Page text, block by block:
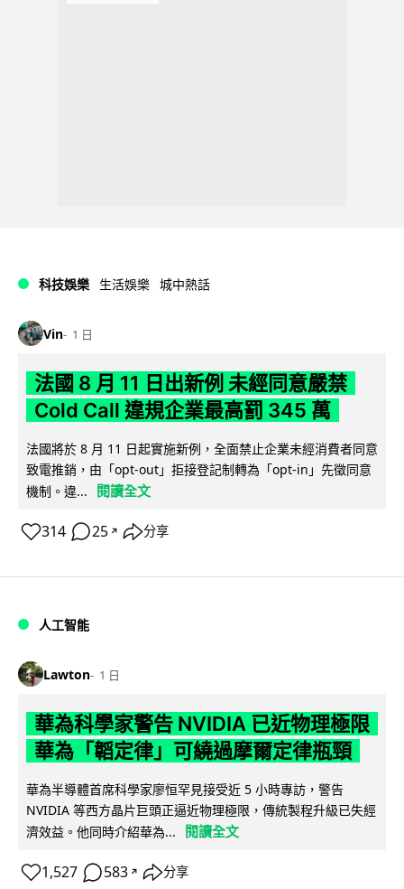
科技娛樂 生活娛樂 城中熱話
Vin 1 日
法國 8 月 11 日出新例 未經同意嚴禁
Cold Call 違規企業最高罰 345 萬
法國將於 8 月 11 日起實施新例，全面禁止企業未經消費者同意
致電推銷，由「opt-out」拒接登記制轉為「opt-in」先徵同意
機制。違...
閱讀全文
314 25 ↗ 分享
人工智能
Lawton 1 日
華為科學家警告 NVIDIA 已近物理極限
華為「韜定律」可繞過摩爾定律瓶頸
華為半導體首席科學家廖恒罕見接受近 5 小時專訪，警告
NVIDIA 等西方晶片巨頭正逼近物理極限，傳統製程升級已失經
濟效益。他同時介紹華為...
閱讀全文
1,527 583 ↗ 分享